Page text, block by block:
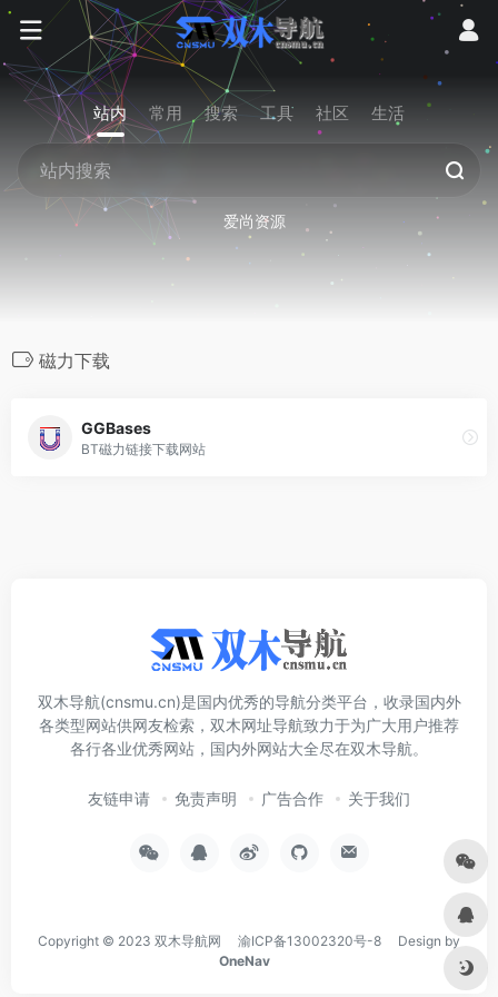
站内 常用 搜索 工具 社区 生活
爱尚资源
磁力下载
GGBases
BT磁力链接下载网站
双木导航(cnsmu.cn)是国内优秀的导航分类平台，收录国内外
各类型网站供网友检索，双木网址导航致力于为广大用户推荐
各行各业优秀网站，国内外网站大全尽在双木导航。
友链申请 免责声明 广告合作 关于我们
Copyright © 2023 双木导航网 渝ICP备13002320号-8 Design by
OneNav